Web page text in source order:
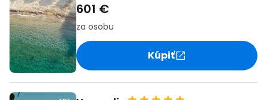
601 €
za osobu
Kúpiť